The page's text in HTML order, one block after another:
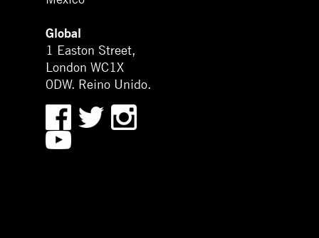
Global
1 Easton Street,
London WC1X
0DW. Reino Unido.